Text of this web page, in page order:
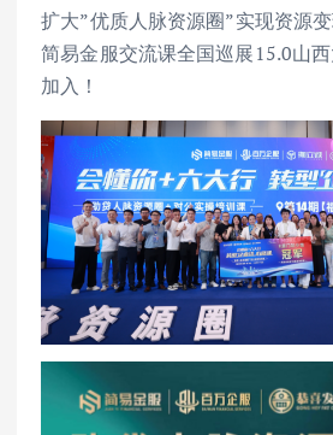
扩大”优质人脉资源圈”实现资源
简易金服交流课全国巡展15.0山
加入！